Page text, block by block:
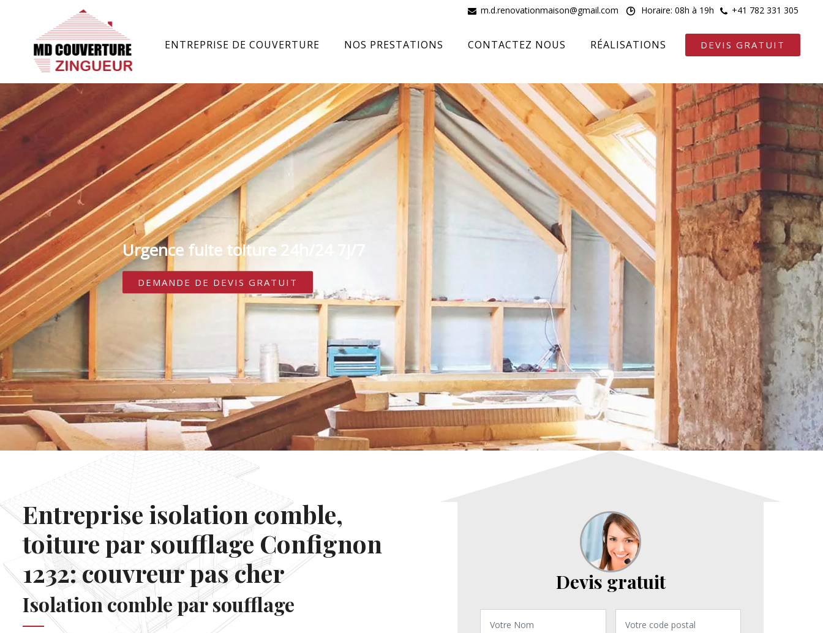
ENTREPRISE DE COUVERTURE NOS PRESTATIONS CONTACTEZ NOUS RÉALISATIONS DEVIS GRATUIT
m.d.renovationmaison@gmail.com Horaire: 08h à 19h +41 782 331 305
Urgence fuite toiture 24h/24 7j/7
DEMANDE DE DEVIS GRATUIT
Entreprise isolation comble,
toiture par soufflage Confignon
1232: couvreur pas cher
Isolation comble par soufflage
Devis gratuit